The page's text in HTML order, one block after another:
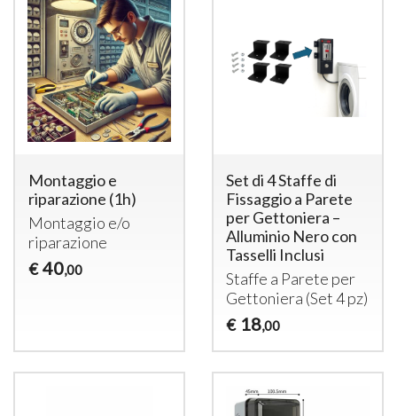
Montaggio e
riparazione (1h)
Montaggio e/o
riparazione
€ 40,00
Set di 4 Staffe di
Fissaggio a Parete
per Gettoniera –
Alluminio Nero con
Tasselli Inclusi
Staffe a Parete per
Gettoniera (Set 4 pz)
€ 18,00